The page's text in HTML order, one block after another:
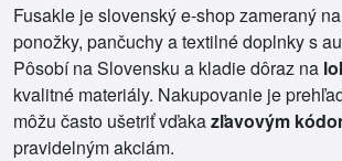
Fusakle je slovenský e-shop zameraný
ponožky, pančuchy a textilné doplnky s
Pôsobí na Slovensku a kladie dôraz na
kvalitné materiály. Nakupovanie je
môžu často ušetriť vďakazľavovým
pravidelným akciám.